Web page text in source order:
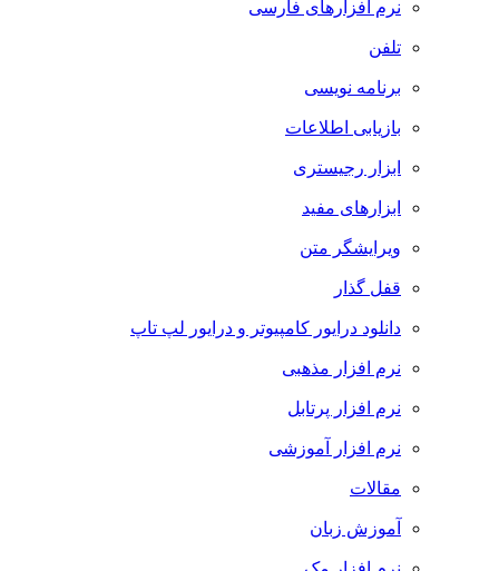
نرم افزارهای فارسی
تلفن
برنامه نویسی
بازیابی اطلاعات
ابزار رجیستری
ابزارهای مفید
ویرایشگر متن
قفل گذار
دانلود درایور کامپیوتر و درایور لپ تاپ
نرم افزار مذهبی
نرم افزار پرتابل
نرم افزار آموزشی
مقالات
آموزش زبان